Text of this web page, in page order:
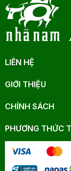
LIÊN HỆ
GIỚI THIỆU
CHÍNH SÁCH
PHƯƠNG THỨC